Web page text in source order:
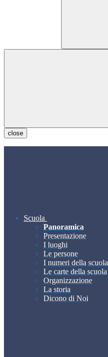
close
Scuola
Panoramica
Presentazione
I luoghi
Le persone
I numeri della scuola
Le carte della scuola
Organizzazione
La storia
Dicono di Noi